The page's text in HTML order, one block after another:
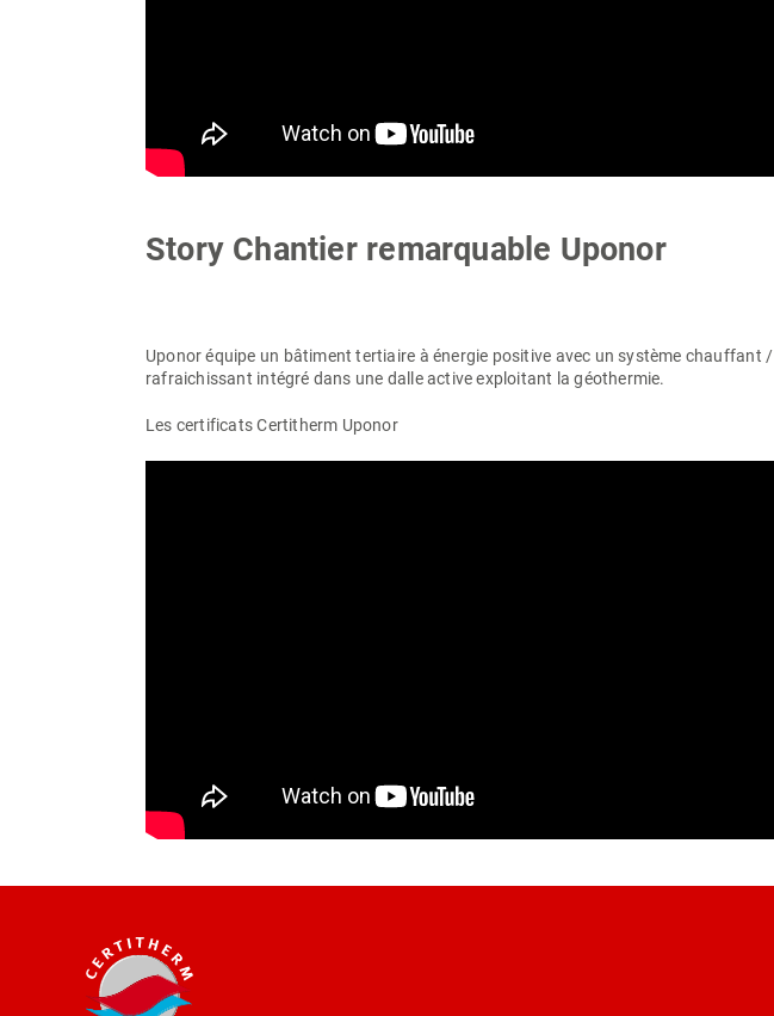
Story Chantier remarquable Uponor
Uponor équipe un bâtiment tertiaire à énergie positive avec un système chauffant /
rafraichissant intégré dans une dalle active exploitant la géothermie.
Les certificats Certitherm Uponor